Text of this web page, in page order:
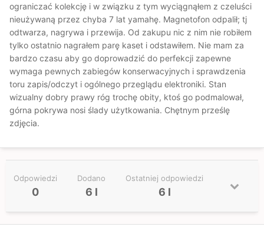
ograniczać kolekcję i w związku z tym wyciągnąłem z czeluści
nieużywaną przez chyba 7 lat yamahę. Magnetofon odpalił; tj
odtwarza, nagrywa i przewija. Od zakupu nic z nim nie robiłem
tylko ostatnio nagrałem parę kaset i odstawiłem. Nie mam za
bardzo czasu aby go doprowadzić do perfekcji zapewne
wymaga pewnych zabiegów konserwacyjnych i sprawdzenia
toru zapis/odczyt i ogólnego przeglądu elektroniki. Stan
wizualny dobry prawy róg trochę obity, ktoś go podmalował,
górna pokrywa nosi ślady użytkowania. Chętnym prześlę
zdjęcia.
Odpowiedzi
0
Dodano
6 l
Ostatniej odpowiedzi
6 l